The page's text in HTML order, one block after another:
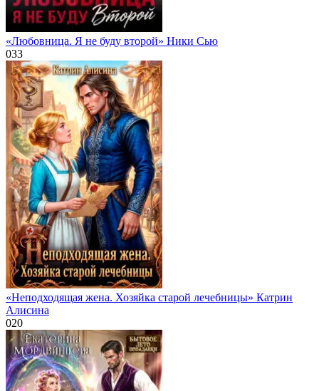
«Любовница. Я не буду второй» Ники Сью
033
«Неподходящая жена. Хозяйка старой лечебницы» Катрин
Алисина
020